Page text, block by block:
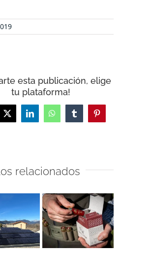
esta publicación, elige
tu plataforma!
X LinkedInWhatsAppTumblrPinterest
relacionados